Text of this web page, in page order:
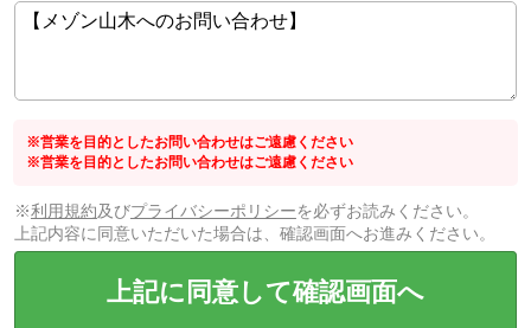
※営業を目的としたお問い合わせはご遠慮ください
※営業を目的としたお問い合わせはご遠慮ください
※利用規約及びプライバシーポリシーを必ずお読みください。
上記内容に同意いただいた場合は、確認画面へお進みください。
上記に同意して確認画面へ